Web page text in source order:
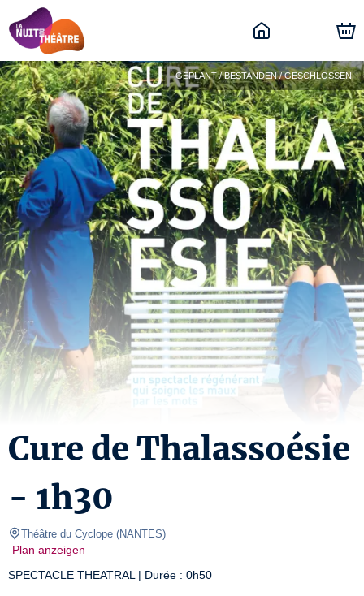
GEPLANT / BESTANDEN / GESCHLOSSEN
Cure de Thalassoésie
- 1h30
Théâtre du Cyclope (NANTES)
Plan anzeigen
SPECTACLE THEATRAL | Durée : 0h50